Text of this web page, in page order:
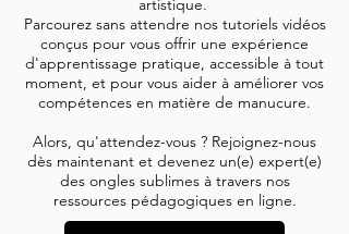
artistique.
Parcourez sans attendre nos tutoriels vidéos
conçus pour vous offrir une expérience
d'apprentissage pratique, accessible à tout
moment, et pour vous aider à améliorer vos
compétences en matière de manucure.
Alors, qu'attendez-vous ? Rejoignez-nous
dès maintenant et devenez un(e) expert(e)
des ongles sublimes à travers nos
ressources pédagogiques en ligne.